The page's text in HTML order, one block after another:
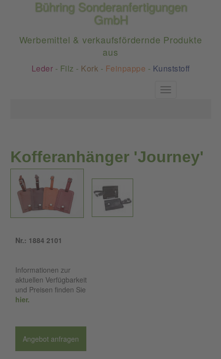
Bühring Sonderanfertigungen
GmbH
Werbemittel & verkaufsfördernde Produkte
aus
Leder - Filz - Kork - Feinpappe - Kunststoff
Toggle
Kofferanhänger 'Journey'
Nr.: 1884 2101
Informationen zur
aktuellen Verfügbarkeit
und Preisen finden Sie
hier.
Angebot anfragen